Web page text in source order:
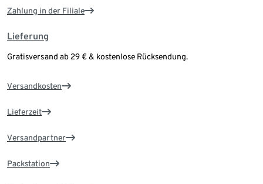
Zahlung in der Filiale
Lieferung
Gratisversand ab 29 € & kostenlose Rücksendung.
Versandkosten
Lieferzeit
Versandpartner
Packstation